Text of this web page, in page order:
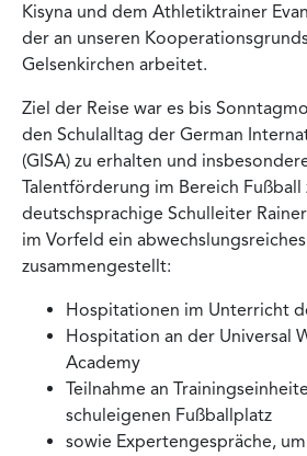
Kisyna und dem Athletiktrainer
der an unseren
Gelsenkirchen arbeitet.
Ziel der Reise war es bis
den Schulalltag der German
(GISA) zu erhalten und
Talentförderung im Bereich
deutschsprachige Schulleiter
im Vorfeld ein
zusammengestellt:
Hospitationen im Unterricht
Hospitation an der Universal
Academy
Teilnahme an
schuleigenen Fußballplatz
sowie Expertengespräche,